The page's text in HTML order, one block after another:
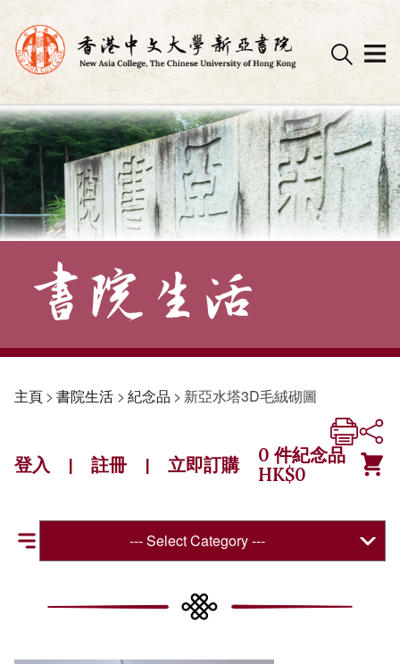
Skip
to
content
主頁> 書院生活 > 紀念品 > 新亞水塔3D毛絨砌圖
登入 | 註冊 | 立即訂購 0 件紀念品
HK$0
--- Select Category ---